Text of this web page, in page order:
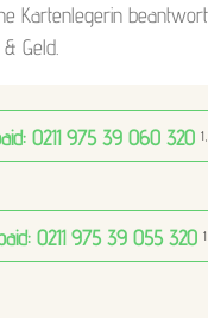
Kartenlegerin
Geld.
0211 975 39 060 320
0211 975 39 055 320